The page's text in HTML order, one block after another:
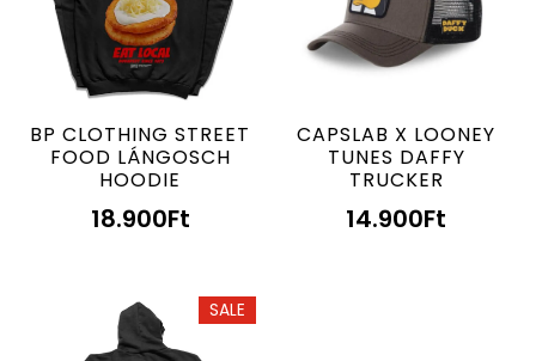
BP CLOTHING STREET
FOOD LÁNGOSCH
HOODIE
18.900Ft
CAPSLAB X LOONEY
TUNES DAFFY
TRUCKER
14.900Ft
SALE